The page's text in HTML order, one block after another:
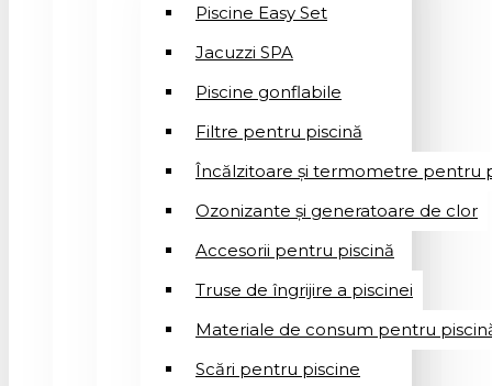
Piscine Easy Set
Jacuzzi SPA
Piscine gonflabile
Filtre pentru piscină
Încălzitoare și termometre pentru
Ozonizante și generatoare de clor
Accesorii pentru piscină
Truse de îngrijire a piscinei
Materiale de consum pentru
Scări pentru piscine